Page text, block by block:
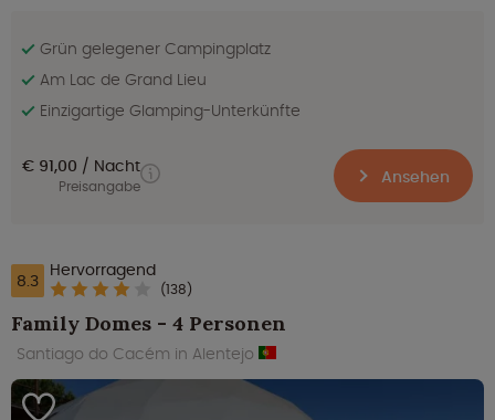
Grün gelegener Campingplatz
Am Lac de Grand Lieu
Einzigartige Glamping-Unterkünfte
€ 91,00 Nacht
Preisangabe Ansehen
8.3 Hervorragend
(138)
Family Domes - 4 Personen
Santiago do Cacém in Alentejo